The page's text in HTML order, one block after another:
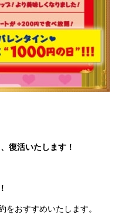
復活いたします！
おすすめいたします。